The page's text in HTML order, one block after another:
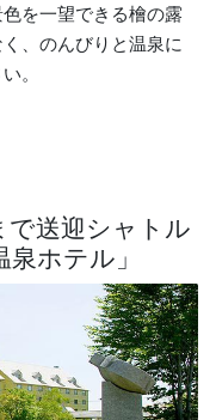
を一望できる檜の露
、のんびりと温泉に
。
で送迎シャトル
ホテル」